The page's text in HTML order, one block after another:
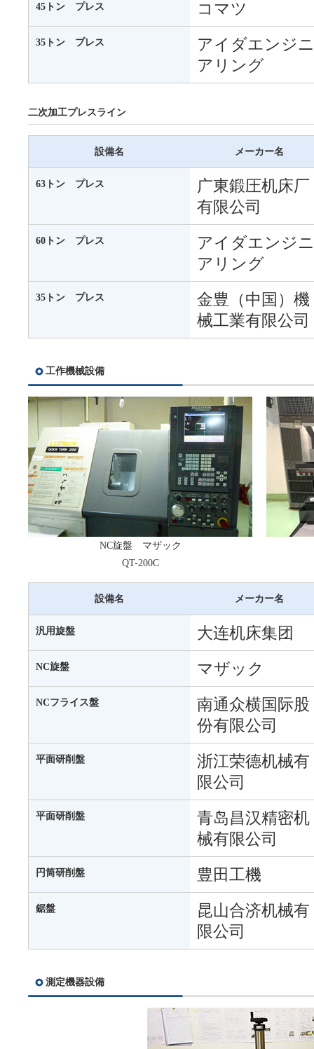
45トン プレス コマツ
35トン プレス
アイダエンジニ
アリング
二次加工プレスライン
設備名 メーカー名
63トン プレス
广東鍛圧机床厂
有限公司
60トン プレス
アイダエンジニ
アリング
35トン プレス
金豊（中国）機
械工業有限公司
工作機械設備
NC旋盤 マザック
QT-200C
設備名 メーカー名
汎用旋盤 大连机床集团
NC旋盤 マザック
NCフライス盤
南通众横国际股
份有限公司
平面研削盤
浙江荣德机械有
限公司
平面研削盤
青岛昌汉精密机
械有限公司
円筒研削盤 豊田工機
鋸盤
昆山合济机械有
限公司
測定機器設備